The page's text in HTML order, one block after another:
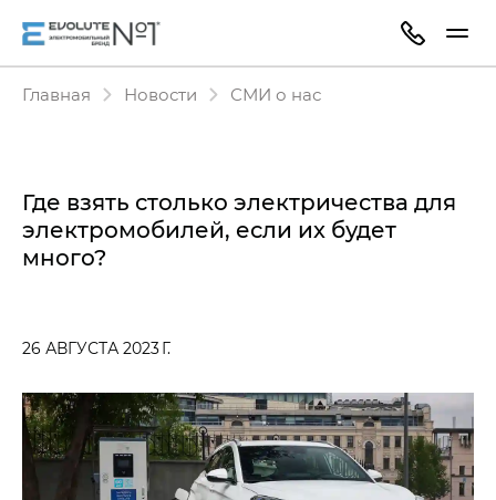
Главная Новости СМИ о нас
Где взять столько электричества для
электромобилей, если их будет
много?
26 АВГУСТА 2023 Г.